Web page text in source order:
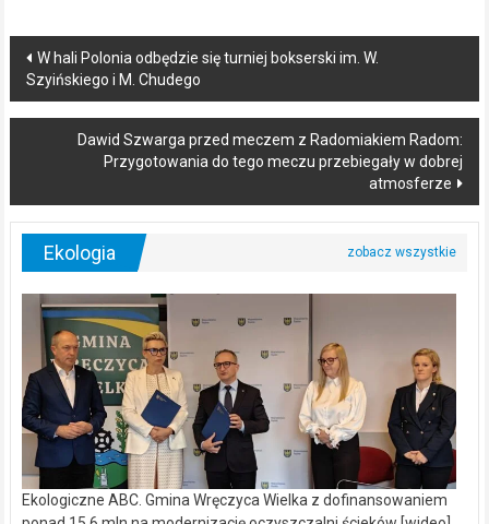
Post
navigation
W hali Polonia odbędzie się turniej bokserski im. W.
Szyińskiego i M. Chudego
Dawid Szwarga przed meczem z Radomiakiem Radom:
Przygotowania do tego meczu przebiegały w dobrej
atmosferze
Ekologia
Ekologiczne ABC. Gmina Wręczyca Wielka z dofinansowaniem